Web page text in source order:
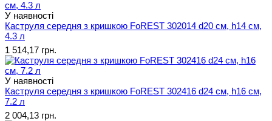
У наявності
Каструля середня з кришкою FoREST 302014 d20 см, h14 см,
4.3 л
1 514,17 грн.
У наявності
Каструля середня з кришкою FoREST 302416 d24 см, h16 см,
7.2 л
2 004,13 грн.